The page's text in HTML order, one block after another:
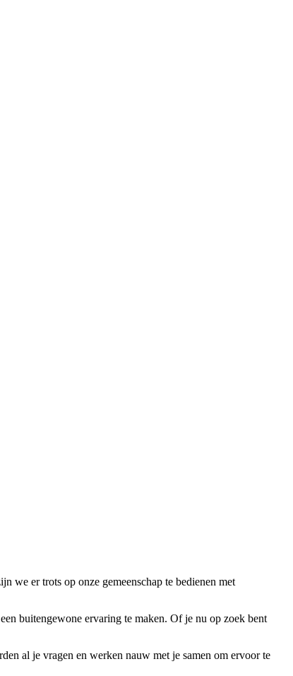
we er trots op onze gemeenschap te bedienen met
buitengewone ervaring te maken. Of je nu op zoek bent
al je vragen en werken nauw met je samen om ervoor te